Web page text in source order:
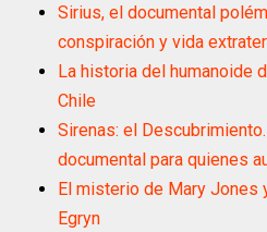
Sirius, el documental
conspiración y vida
La historia del humanoide
Chile
Sirenas: el
documental para quienes
El misterio de Mary Jones
Egryn